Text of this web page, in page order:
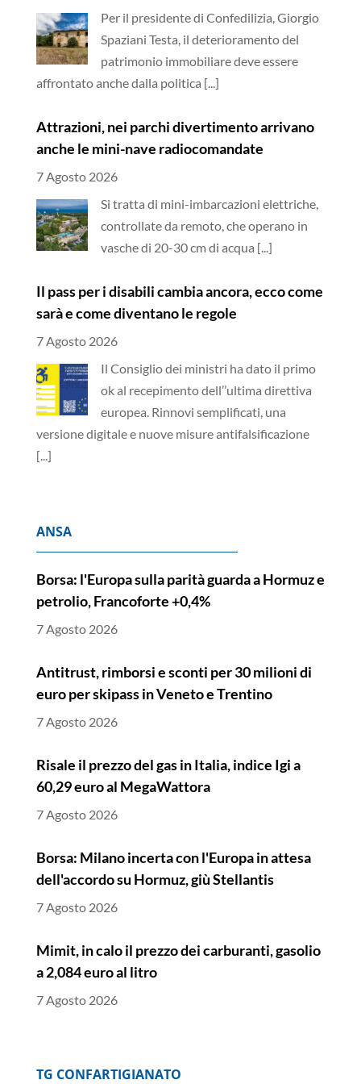
Per il presidente di Confedilizia, Giorgio
Spaziani Testa, il deterioramento del
patrimonio immobiliare deve essere
affrontato anche dalla politica [...]
Attrazioni, nei parchi divertimento arrivano
anche le mini-nave radiocomandate
7 Agosto 2026
Si tratta di mini-imbarcazioni elettriche,
controllate da remoto, che operano in
vasche di 20-30 cm di acqua [...]
Il pass per i disabili cambia ancora, ecco come
sarà e come diventano le regole
7 Agosto 2026
Il Consiglio dei ministri ha dato il primo
ok al recepimento dell’’ultima direttiva
europea. Rinnovi semplificati, una
versione digitale e nuove misure antifalsificazione
[...]
ANSA
Borsa: l'Europa sulla parità guarda a Hormuz e
petrolio, Francoforte +0,4%
7 Agosto 2026
Antitrust, rimborsi e sconti per 30 milioni di
euro per skipass in Veneto e Trentino
7 Agosto 2026
Risale il prezzo del gas in Italia, indice Igi a
60,29 euro al MegaWattora
7 Agosto 2026
Borsa: Milano incerta con l'Europa in attesa
dell'accordo su Hormuz, giù Stellantis
7 Agosto 2026
Mimit, in calo il prezzo dei carburanti, gasolio
a 2,084 euro al litro
7 Agosto 2026
7 Agosto 2026
TG CONFARTIGIANATO